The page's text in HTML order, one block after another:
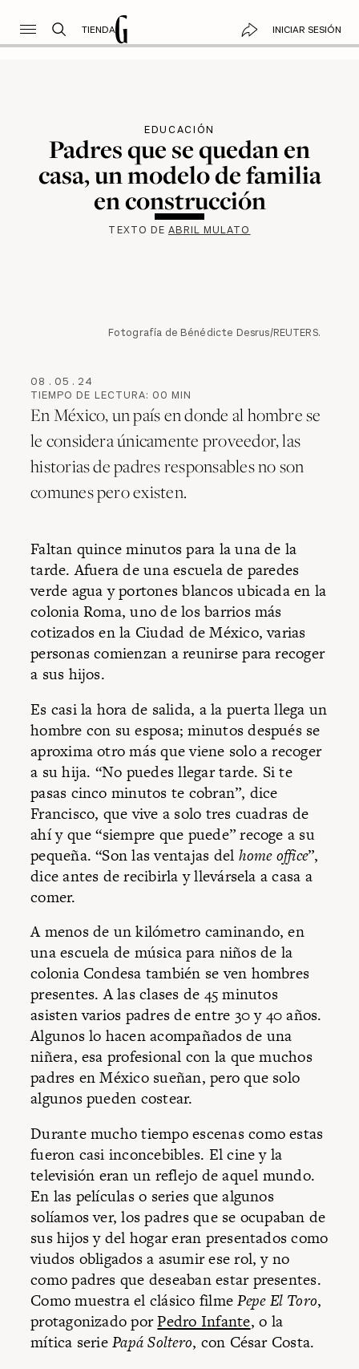
TIENDA INICIAR SESIÓN
EDUCACIÓN
Padres que se quedan en
casa, un modelo de familia
en construcción
TEXTO DE ABRIL MULATO
Fotografía de Bénédicte Desrus/REUTERS.
08 . 05 . 24
TIEMPO DE LECTURA: 00 MIN
En México, un país en donde al hombre se
le considera únicamente proveedor, las
historias de padres responsables no son
comunes pero existen.
Faltan quince minutos para la una de la
tarde. Afuera de una escuela de paredes
verde agua y portones blancos ubicada en la
colonia Roma, uno de los barrios más
cotizados en la Ciudad de México, varias
personas comienzan a reunirse para recoger
a sus hijos.
Es casi la hora de salida, a la puerta llega un
hombre con su esposa; minutos después se
aproxima otro más que viene solo a recoger
a su hija. “No puedes llegar tarde. Si te
pasas cinco minutos te cobran”, dice
Francisco, que vive a solo tres cuadras de
ahí y que “siempre que puede” recoge a su
pequeña. “Son las ventajas del home office”,
dice antes de recibirla y llevársela a casa a
comer.
A menos de un kilómetro caminando, en
una escuela de música para niños de la
colonia Condesa también se ven hombres
presentes. A las clases de 45 minutos
asisten varios padres de entre 30 y 40 años.
Algunos lo hacen acompañados de una
niñera, esa profesional con la que muchos
padres en México sueñan, pero que solo
algunos pueden costear.
Durante mucho tiempo escenas como estas
fueron casi inconcebibles. El cine y la
televisión eran un reflejo de aquel mundo.
En las películas o series que algunos
solíamos ver, los padres que se ocupaban de
sus hijos y del hogar eran presentados como
viudos obligados a asumir ese rol, y no
como padres que deseaban estar presentes.
Como muestra el clásico filmePepe El Toro,
protagonizado porPedro Infante, o la
mítica seriePapá Soltero, con César Costa.